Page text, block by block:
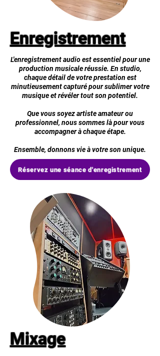
Enregistrement
L'enregistrement audio est essentiel pour une
production musicale réussie. En studio,
chaque détail de votre prestation est
minutieusement capturé pour sublimer votre
musique et révéler tout son potentiel.
Que vous soyez artiste amateur ou
professionnel, nous sommes là pour vous
accompagner à chaque étape.
Ensemble, donnons vie à votre son unique.
Réservez une séance d'enregistrement
Mixage